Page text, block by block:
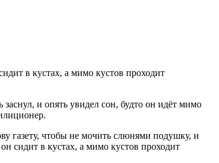
в кустах, а мимо кустов проходит
и опять увидел сон, будто он идёт мимо
газету, чтобы не мочить слюнями подушку, и
сидит в кустах, а мимо кустов проходит